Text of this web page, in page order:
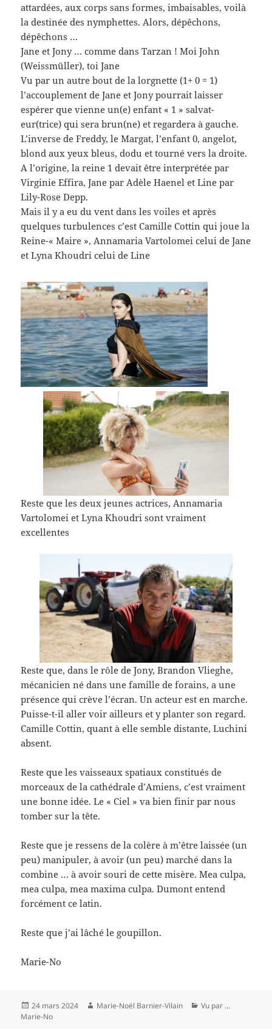
attardées, aux corps sans formes, imbaisables, voilà
la destinée des nymphettes. Alors, dépêchons,
dépêchons …
Jane et Jony … comme dans Tarzan ! Moi John
(Weissmüller), toi Jane
Vu par un autre bout de la lorgnette (1+ 0 = 1)
l’accouplement de Jane et Jony pourrait laisser
espérer que vienne un(e) enfant « 1 » salvat-
eur(trice) qui sera brun(ne) et regardera à gauche.
L’inverse de Freddy, le Margat, l’enfant 0, angelot,
blond aux yeux bleus, dodu et tourné vers la droite.
A l’origine, la reine 1 devait être interprétée par
Virginie Effira, Jane par Adèle Haenel et Line par
Lily-Rose Depp.
Mais il y a eu du vent dans les voiles et après
quelques turbulences c’est Camille Cottin qui joue la
Reine-« Maire », Annamaria Vartolomei celui de Jane
et Lyna Khoudri celui de Line
Reste que les deux jeunes actrices, Annamaria
Vartolomei et Lyna Khoudri sont vraiment
excellentes
Reste que, dans le rôle de Jony, Brandon Vlieghe,
mécanicien né dans une famille de forains, a une
présence qui crève l’écran. Un acteur est en marche.
Puisse-t-il aller voir ailleurs et y planter son regard.
Camille Cottin, quant à elle semble distante, Luchini
absent.
Reste que les vaisseaux spatiaux constitués de
morceaux de la cathédrale d’Amiens, c’est vraiment
une bonne idée. Le « Ciel » va bien finir par nous
tomber sur la tête.
Reste que je ressens de la colère à m’être laissée (un
peu) manipuler, à avoir (un peu) marché dans la
combine … à avoir souri de cette misère. Mea culpa,
mea culpa, mea maxima culpa. Dumont entend
forcément ce latin.
Reste que j’ai lâché le goupillon.
Marie-No
Publié
le
24 mars 2024 Auteur
Marie-Noël Barnier-Vilain Catégories
Vu par ...
Marie-No